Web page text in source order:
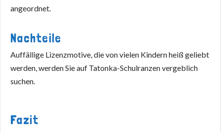
angeordnet.
Nachteile
Auffällige Lizenzmotive, die von vielen Kindern heiß geliebt
werden, werden Sie auf Tatonka-Schulranzen vergeblich
suchen.
Fazit